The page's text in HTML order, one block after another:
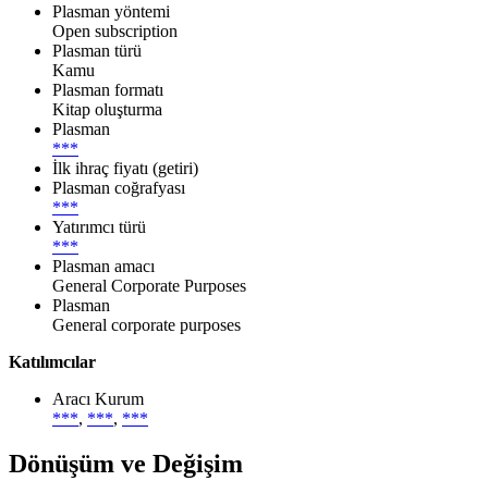
Plasman yöntemi
Open subscription
Plasman türü
Kamu
Plasman formatı
Kitap oluşturma
Plasman
***
İlk ihraç fiyatı (getiri)
Plasman coğrafyası
***
Yatırımcı türü
***
Plasman amacı
General Corporate Purposes
Plasman
General corporate purposes
Katılımcılar
Aracı Kurum
***, ***, ***
Dönüşüm ve Değişim